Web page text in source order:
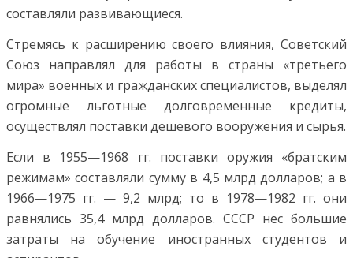
составляли развивающиеся.
Стремясь к расширению своего влияния, Советский
Союз направлял для работы в страны «третьего
мира» военных и гражданских специалистов, выделял
огромные льготные долговременные кредиты,
осуществлял поставки дешевого вооружения и сырья.
Если в 1955—1968 гг. поставки оружия «братским
режимам» составляли сумму в 4,5 млрд долларов; а в
1966—1975 гг. — 9,2 млрд; то в 1978—1982 гг. они
равнялись 35,4 млрд долларов. СССР нес большие
затраты на обучение иностранных студентов и